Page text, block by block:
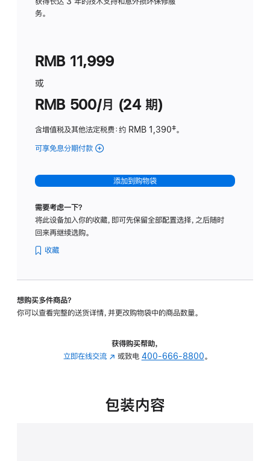
务。
RMB 11,999
或
RMB 500/月 (24 期)
含增值税及其他法定税费：约 RMB 1,390脚
‡。
可享免息分期付款 (Studio
-
标
璃
转
的
添加到购物袋
需要考虑一下？
将此设备加入你的收藏，即可先保留全部配置选择，之后随时
回来再继续选购。
收藏
想购买多件商品？
你可以查看完整的送货详情，并更改购物袋中的商品数量。
获得购买帮助，
立即在线交流 (在
中
或致电 400-666-8800。
包装内容